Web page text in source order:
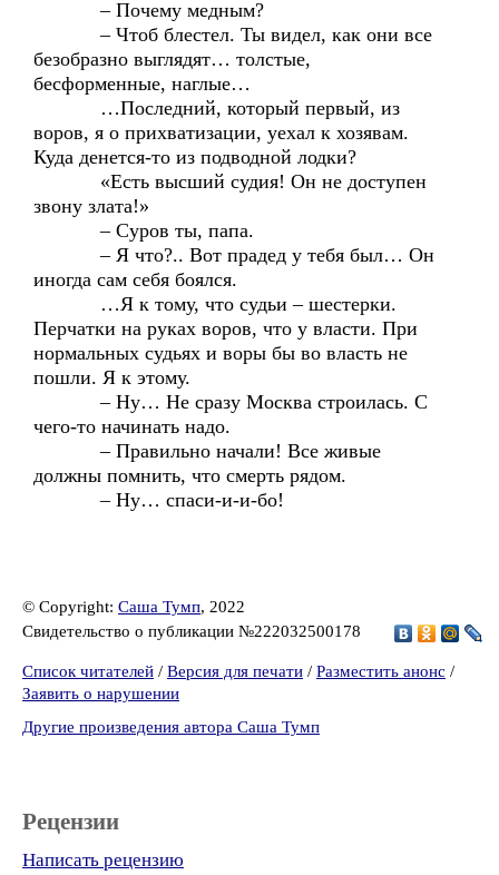
– Почему медным?
– Чтоб блестел. Ты видел, как они все
безобразно выглядят… толстые,
бесформенные, наглые…
…Последний, который первый, из
воров, я о прихватизации, уехал к хозявам.
Куда денется-то из подводной лодки?
«Есть высший судия! Он не доступен
звону злата!»
– Суров ты, папа.
– Я что?.. Вот прадед у тебя был… Он
иногда сам себя боялся.
…Я к тому, что судьи – шестерки.
Перчатки на руках воров, что у власти. При
нормальных судьях и воры бы во власть не
пошли. Я к этому.
– Ну… Не сразу Москва строилась. С
чего-то начинать надо.
– Правильно начали! Все живые
должны помнить, что смерть рядом.
– Ну… спаси-и-и-бо!
© Copyright: Саша Тумп, 2022
Свидетельство о публикации №222032500178
Список читателей / Версия для печати / Разместить анонс /
Заявить о нарушении
Другие произведения автора Саша Тумп
Рецензии
Написать рецензию